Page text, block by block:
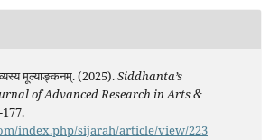
मूल्याङ्कनम्. (2025).Siddhanta’s
of Advanced Research in Arts &
177.
index.php/sijarah/article/view/223